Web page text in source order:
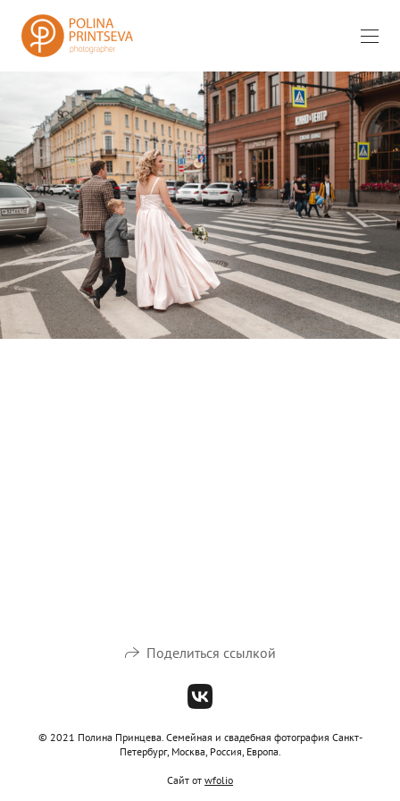
Поделиться ссылкой
© 2021 Полина Принцева. Семейная и свадебная фотография Санкт-
Петербург, Москва, Россия, Европа.
Сайт от wfolio